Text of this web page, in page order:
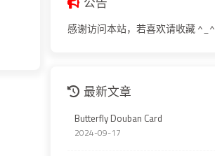
感谢访问本站，若喜欢请收藏 ^_^
最新文章
Butterfly Douban Card
2024-09-17